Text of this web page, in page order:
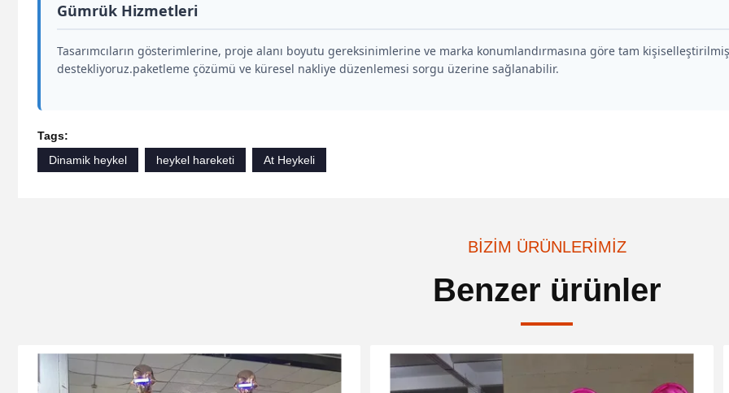
Gümrük Hizmetleri
Tasarımcıların gösterimlerine, proje alanı boyutu gereksinimlerine ve marka konumlandırmasına göre tam
destekliyoruz.paketleme çözümü ve küresel nakliye düzenlemesi sorgu üzerine sağlanabilir.
Tags:
Dinamik heykel
heykel hareketi At Heykeli
BIZIM ÜRÜNLERIMIZ
Benzer ürünler